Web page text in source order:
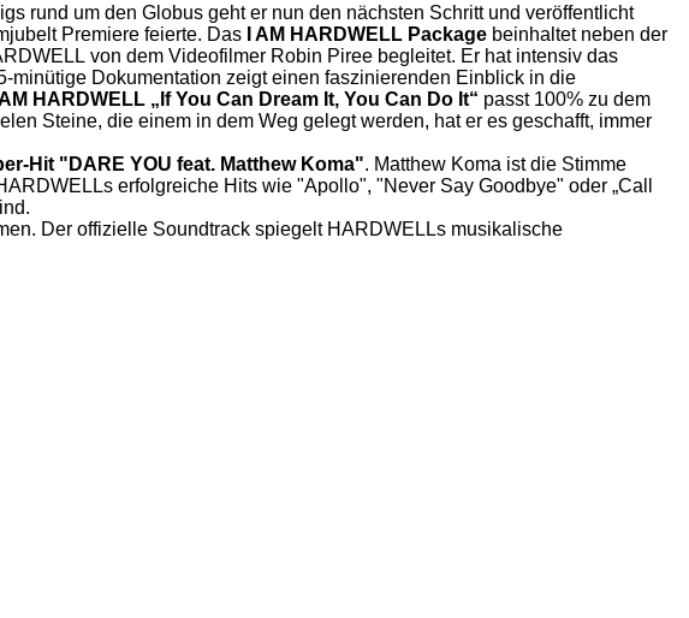
rund um den Globus geht er nun den nächsten Schritt und veröffentlicht
Premiere feierte. Das I AM HARDWELL Package beinhaltet neben der
von dem Videofilmer Robin Piree begleitet. Er hat intensiv das
minütige Dokumentation zeigt einen faszinierenden Einblick in die
AM HARDWELL „If You Can Dream It, You Can Do It“ passt 100% zu dem
Steine, die einem in dem Weg gelegt werden, hat er es geschafft, immer
Hit "DARE YOU feat. Matthew Koma". Matthew Koma ist die Stimme
erfolgreiche Hits wie "Apollo", "Never Say Goodbye" oder „Call
Der offizielle Soundtrack spiegelt HARDWELLs musikalische